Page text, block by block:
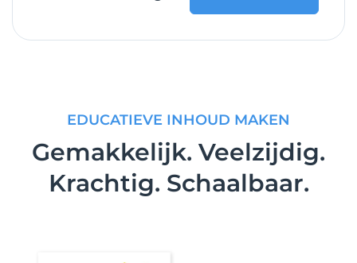
EDUCATIEVE INHOUD MAKEN
Gemakkelijk. Veelzijdig.
Krachtig. Schaalbaar.